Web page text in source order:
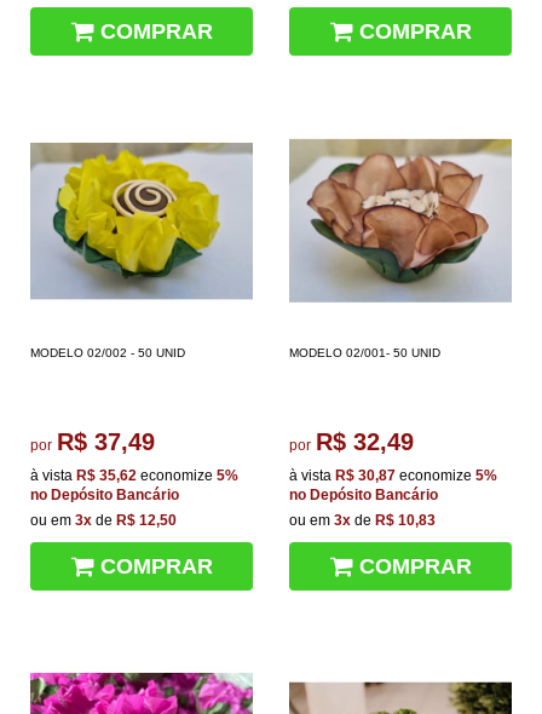
COMPRAR COMPRAR
MODELO 02/002 - 50 UNID
por R$ 37,49
à vista R$ 35,62 economize 5%
no Depósito Bancário
ou em 3x de R$ 12,50
COMPRAR
MODELO 02/001- 50 UNID
por R$ 32,49
à vista R$ 30,87 economize 5%
no Depósito Bancário
ou em 3x de R$ 10,83
COMPRAR